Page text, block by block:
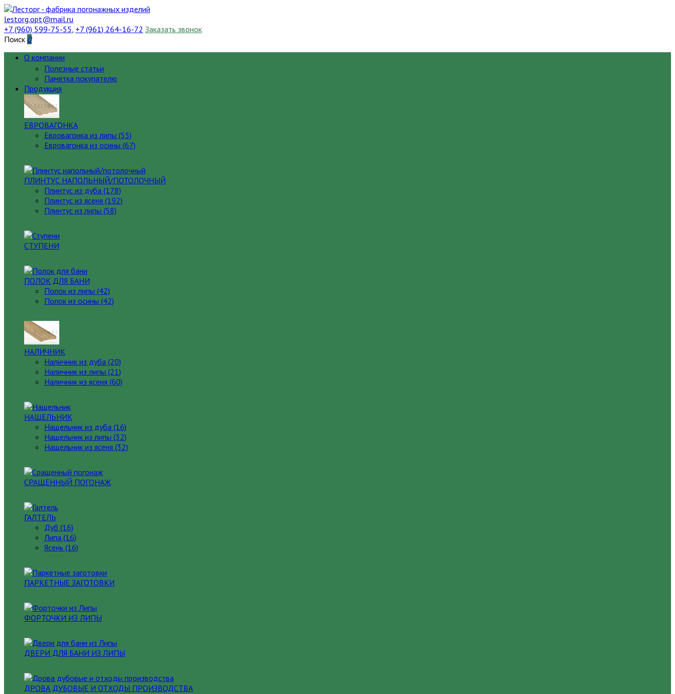
lestorg.opt@mail.ru
+7 (960) 599-75-55, +7 (961) 264-16-72 Заказать звонок
Поиск 0
О компании
Полезные статьи
Памятка покупателю
Продукция
ЕВРОВАГОНКА
Евровагонка из липы (55)
Евровагонка из осины (67)
ПЛИНТУС НАПОЛЬНЫЙ/ПОТОЛОЧНЫЙ
Плинтус из дуба (178)
Плинтус из ясеня (192)
Плинтус из липы (58)
СТУПЕНИ
ПОЛОК ДЛЯ БАНИ
Полок из липы (42)
Полок из осины (42)
НАЛИЧНИК
Наличник из дуба (20)
Наличник из липы (21)
Наличник из ясеня (60)
НАЩЕЛЬНИК
Нащельник из дуба (16)
Нащельник из липы (32)
Нащельник из ясеня (32)
СРАЩЕННЫЙ ПОГОНАЖ
ГАЛТЕЛЬ
Дуб (16)
Липа (16)
Ясень (16)
ПАРКЕТНЫЕ ЗАГОТОВКИ
ФОРТОЧКИ ИЗ ЛИПЫ
ДВЕРИ ДЛЯ БАНИ ИЗ ЛИПЫ
ДРОВА ДУБОВЫЕ И ОТХОДЫ ПРОИЗВОДСТВА